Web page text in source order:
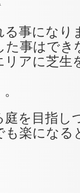
る事になり
た事はでき
アに芝生
庭を目指し
楽になる